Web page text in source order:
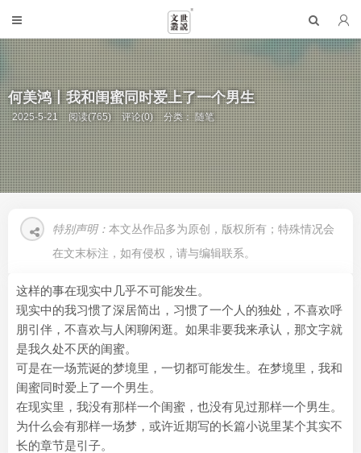
何美鸿丨我和闺蜜同时爱上了一个男生
2025-5-21 阅读(765) 评论(0) 分类：随笔
特别声明： 本文丛作品多为原创，版权所有；特殊情况会
在文末标注，如有侵权，请与编辑联系。
这样的事在现实中几乎不可能发生。
现实中的我习惯了深居简出，习惯了一个人的独处，不喜欢呼
朋引伴，不喜欢与人闲聊闲逛。如果非要我来承认，那文字就
是我久处不厌的闺蜜。
可是在一场荒诞的梦境里，一切都可能发生。在梦境里，我和
闺蜜同时爱上了一个男生。
在现实里，我没有那样一个闺蜜，也没有见过那样一个男生。
为什么会有那样一场梦，或许近期写的长篇小说里某个其实不
长的章节是引子。